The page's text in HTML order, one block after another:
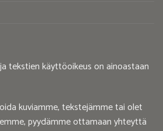
tekstien käyttöoikeus on ainoastaan
kuviamme, tekstejämme tai olet
pyydämme ottamaan yhteyttä